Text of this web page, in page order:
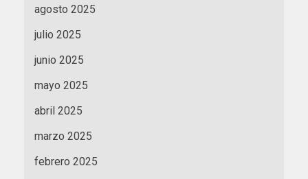
agosto 2025
julio 2025
junio 2025
mayo 2025
abril 2025
marzo 2025
febrero 2025